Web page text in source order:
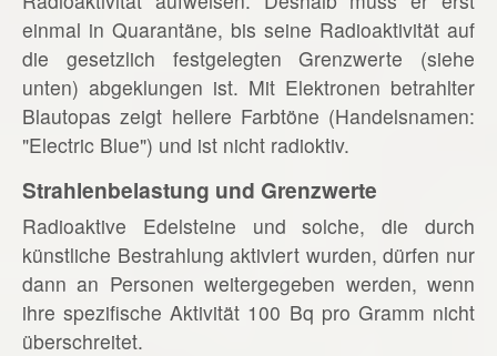
einmal in Quarantäne, bis seine Radioaktivität auf
die gesetzlich festgelegten Grenzwerte (siehe
unten) abgeklungen ist. Mit Elektronen betrahlter
Blautopas zeigt hellere Farbtöne (Handelsnamen:
"Electric Blue") und ist nicht radioktiv.
Strahlenbelastung und Grenzwerte
Radioaktive Edelsteine und solche, die durch
künstliche Bestrahlung aktiviert wurden, dürfen nur
dann an Personen weitergegeben werden, wenn
ihre spezifische Aktivität 100 Bq pro Gramm nicht
überschreitet.